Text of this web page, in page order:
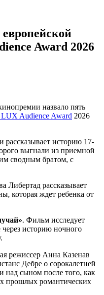
Award 2026
назвало пять
LUX Audience Award 2026
рассказывает историю 17-
выгнали из приемной
сводным братом, с
Либертад рассказывает
которая ждет ребенка от
. Фильм исследует
историю ночного
режиссер Анна Казенав
Дебре о сорокалетней
над сыном после того, как
прошлых романтических